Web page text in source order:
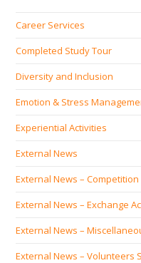
Career Services
Completed Study Tour
Diversity and Inclusion
Emotion & Stress
Experiential Activities
External News
External News – Competition
External News – Exchange
External News –
External News – Volunteers